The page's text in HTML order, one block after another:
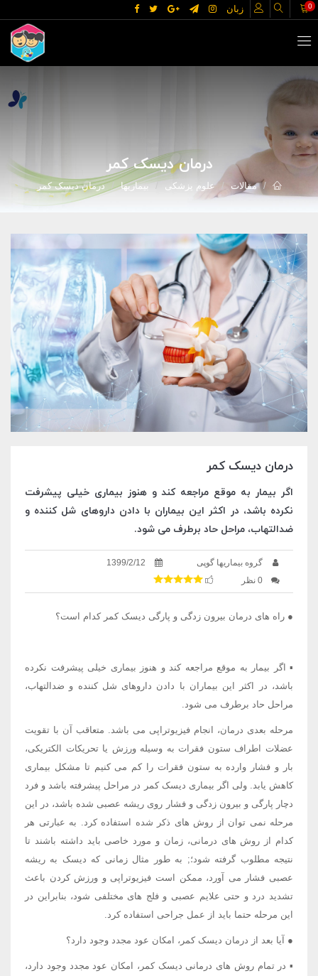
زبان 0
درمان دیسک کمر
مقالات علوم پزشکی بیماریها درمان دیسک کمر
درمان دیسک کمر
اگر بیمار به موقع مراجعه کند و هنوز بیماری خیلی پیشرفت
نکرده باشد، در اکثر این بیماران با دادن داروهای شل کننده و
ضدالتهاب، مراحل حاد برطرف می شود.
گروه بیماریها گوپی
1399/2/12
0 نظر
● راه های درمان بیرون زدگی و پارگی دیسک کمر کدام است؟
▪ اگر بیمار به موقع مراجعه کند و هنوز بیماری خیلی پیشرفت نکرده
باشد، در اکثر این بیماران با دادن داروهای شل کننده و ضدالتهاب،
مراحل حاد برطرف می شود.
مرحله بعدی درمان، انجام فیزیوتراپی می باشد. متعاقب آن با تقویت
عضلات اطراف ستون فقرات به وسیله ورزش یا تحریکات الکتریکی،
بار و فشار وارده به ستون فقرات را کم می کنیم تا مشکل بیماری
کاهش یابد. ولی اگر بیماری دیسک کمر در مراحل پیشرفته باشد و فرد
دچار پارگی و بیرون زدگی و فشار روی ریشه عصبی شده باشد، در این
مرحله نمی توان از روش های ذکر شده استفاده کرد. به عبارتی هر
کدام از روش های درمانی، زمان و مورد خاصی باید داشته باشند تا
نتیجه مطلوب گرفته شود؛; به طور مثال زمانی که دیسک به ریشه
عصبی فشار می آورد، ممکن است فیزیوتراپی و ورزش کردن باعث
تشدید درد و حتی علایم عصبی و فلج های مختلفی شود، بنابراین در
این مرحله حتما باید از عمل جراحی استفاده کرد.
● آیا بعد از درمان دیسک کمر، امکان عود مجدد وجود دارد؟
▪ در تمام روش های درمانی دیسک کمر، امکان عود مجدد وجود دارد،